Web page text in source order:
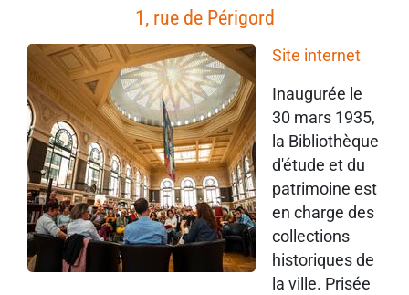
1, rue de Périgord
Site internet
Inaugurée le
30 mars 1935,
la Bibliothèque
d'étude et du
patrimoine est
en charge des
collections
historiques de
la ville. Prisée